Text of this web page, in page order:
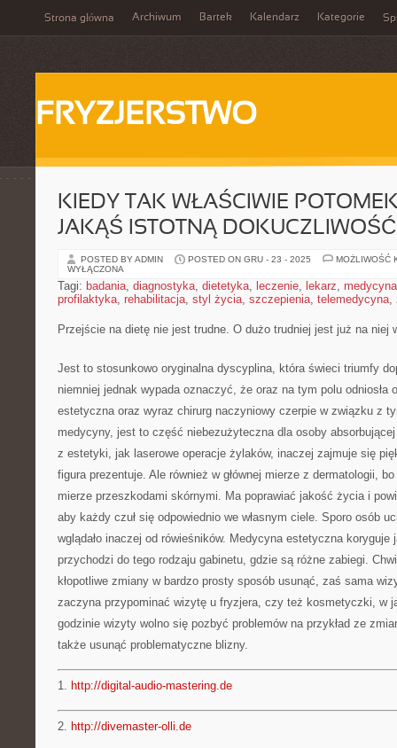
Strona główna Archiwum Bartek Kalendarz Kategorie
FRYZJERSTWO
KIEDY TAK WŁAŚCIWIE
JAKĄŚ ISTOTNĄ
POSTED BY ADMIN POSTED ON GRU - 23 - 2025
MOŻLIWOŚĆ
WYŁĄCZONA
Tagi: badania, diagnostyka, dietetyka, leczenie, lekarz, medycyna
profilaktyka, rehabilitacja, styl życia, szczepienia, telemedycyna,
Przejście na dietę nie jest trudne. O dużo trudniej jest już na niej
Jest to stosunkowo oryginalna dyscyplina, która świeci triumfy
niemniej jednak wypada oznaczyć, że oraz na tym polu odniosła
estetyczna oraz wyraz chirurg naczyniowy czerpie w związku z
medycyny, jest to część niebezużyteczna dla osoby
z estetyki, jak laserowe operacje żylaków, inaczej zajmuje się
figura prezentuje. Ale również w głównej mierze z dermatologii,
mierze przeszkodami skórnymi. Ma poprawiać jakość życia i
aby każdy czuł się odpowiednio we własnym ciele. Sporo osób
wglądało inaczej od rówieśników. Medycyna estetyczna
przychodzi do tego rodzaju gabinetu, gdzie są różne zabiegi.
kłopotliwe zmiany w bardzo prosty sposób usunąć, zaś sama
zaczyna przypominać wizytę u fryzjera, czy też kosmetyczki, w
godzinie wizyty wolno się pozbyć problemów na przykład ze
także usunąć problematyczne blizny.
1. http://digital-audio-mastering.de
2. http://divemaster-olli.de